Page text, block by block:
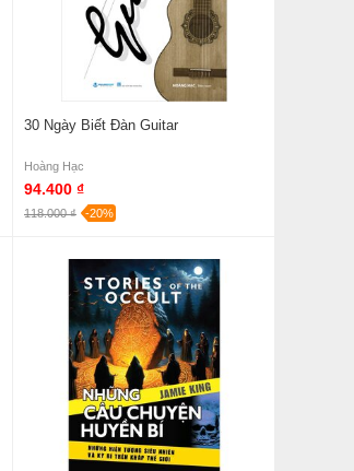
30 Ngày Biết Đàn Guitar
Hoàng Hạc
94.400 ₫
118.000 ₫ -20%